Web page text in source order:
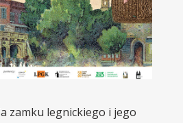
zamku legnickiego i jego